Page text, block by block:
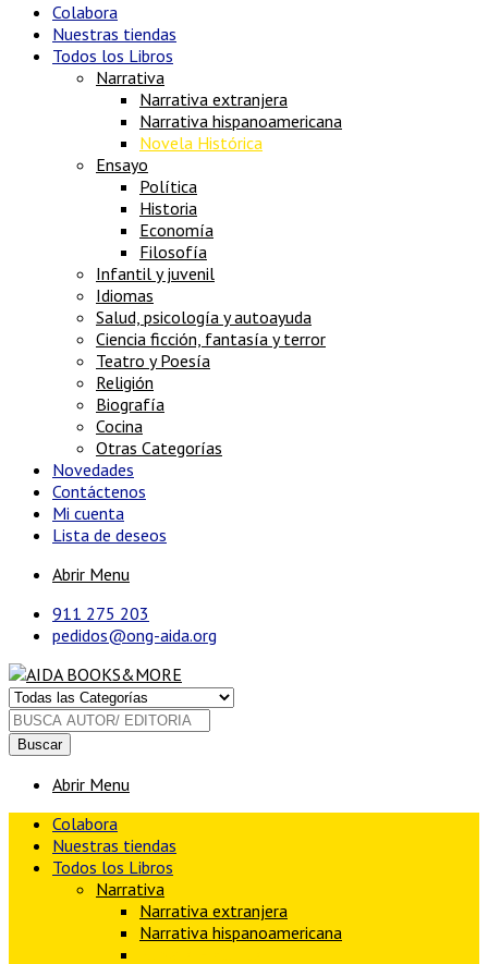
Colabora
Nuestras tiendas
Todos los Libros
Narrativa
Narrativa extranjera
Narrativa hispanoamericana
Novela Histórica
Ensayo
Política
Historia
Economía
Filosofía
Infantil y juvenil
Idiomas
Salud, psicología y autoayuda
Ciencia ficción, fantasía y terror
Teatro y Poesía
Religión
Biografía
Cocina
Otras Categorías
Novedades
Contáctenos
Mi cuenta
Lista de deseos
Abrir Menu
911 275 203
pedidos@ong-aida.org
Buscar
Abrir Menu
Colabora
Nuestras tiendas
Todos los Libros
Narrativa
Narrativa extranjera
Narrativa hispanoamericana